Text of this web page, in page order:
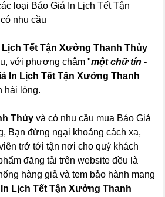
loại Báo Giá In Lịch Tết Tận
nhu cầu
Lịch Tết Tận Xưởng Thanh Thủy
với phương châm "một chữ tín -
In Lịch Tết Tận Xưởng Thanh
hài lòng.
Thủy và có nhu cầu mua Báo Giá
Bạn đừng ngại khoảng cách xa,
trở tới tận nơi cho quý khách
đăng tải trên website đều là
hàng giả và tem bảo hành mang
In Lịch Tết Tận Xưởng Thanh